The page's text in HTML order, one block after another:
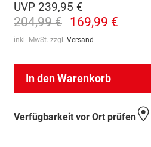
UVP 239,95 €
204,99 € 169,99 €
inkl. MwSt. zzgl. Versand
In den Warenkorb
Verfügbarkeit vor Ort prüfen